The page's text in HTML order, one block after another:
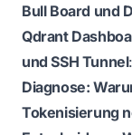
Bull Board und
Qdrant
und SSH Tunnel:
Diagnose:
Tokenisierung